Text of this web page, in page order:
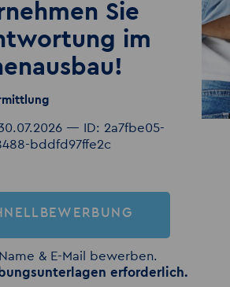
Sie
im
— ID: 2a7fbe05-
bddfd97ffe2c
& E-Mail bewerben.
erforderlich.